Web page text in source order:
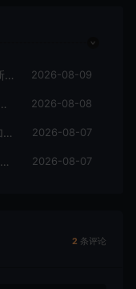
爱游网单亲测【天之炼狱单机版】最新整理怀旧无双炼狱端 带GM工具注册 GM权限命令发道具 视频安装教学 虚拟机一键端 2026-08-09
网游单机 带GM工具可发物品装备 虚拟机一键端 视频安装教学 2026-08-08
更新1.2版 侍魂武器防具改可交易 增加掉落和在线奖励 DNF70星月侍魂联机版 新版技能 丰富异次元技能装备词条 护石 辟邪玉 皮肤外观 BUFF技能徽章 史诗装备特效徽章 技能宝珠等 在线点 装备靠爆 2026-08-07
群服联机剑灵二系55级白青西洛S3昆仑版 在线点券 每日礼包 复古玩法 2026-08-07
2 条评论